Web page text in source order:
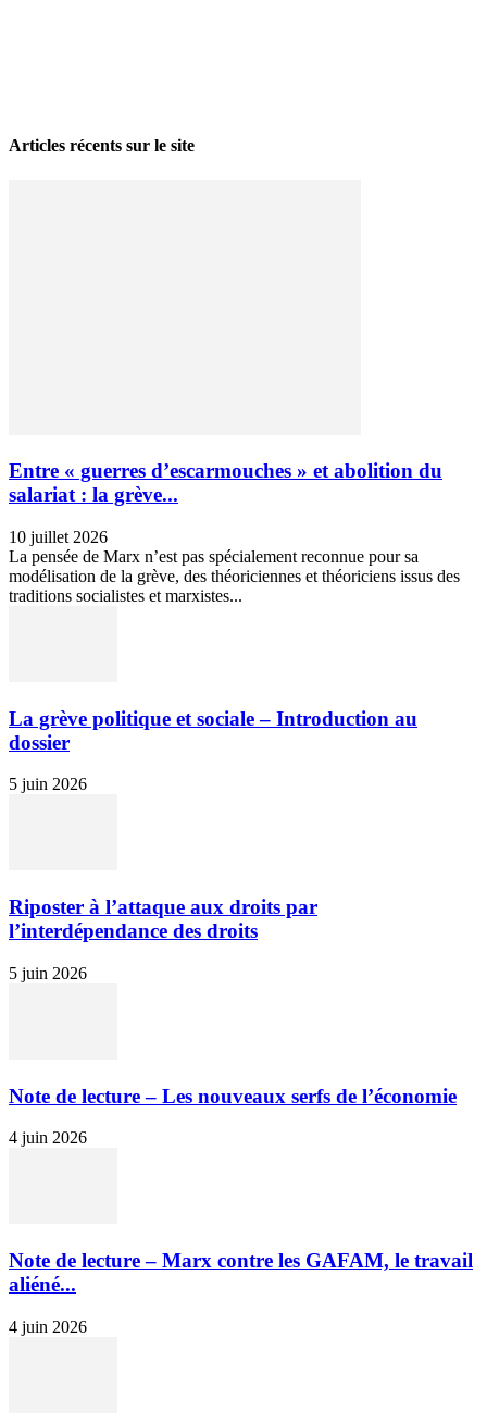
Articles récents sur le site
Entre « guerres d’escarmouches » et abolition du
salariat : la grève...
10 juillet 2026
La pensée de Marx n’est pas spécialement reconnue pour sa
modélisation de la grève, des théoriciennes et théoriciens issus des
traditions socialistes et marxistes...
La grève politique et sociale – Introduction au
dossier
5 juin 2026
Riposter à l’attaque aux droits par
l’interdépendance des droits
5 juin 2026
Note de lecture – Les nouveaux serfs de l’économie
4 juin 2026
Note de lecture – Marx contre les GAFAM, le travail
aliéné...
4 juin 2026